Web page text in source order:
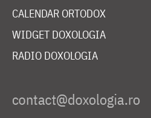
CALENDAR ORTODOX
WIDGET DOXOLOGIA
RADIO DOXOLOGIA